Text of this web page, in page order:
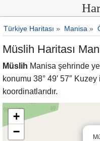
Türkiye Haritası » Manisa »
Müslih Haritası
Müslih Manisa şehrinde
konumu 38° 49′ 57″
koordinatlarıdır.
+
−